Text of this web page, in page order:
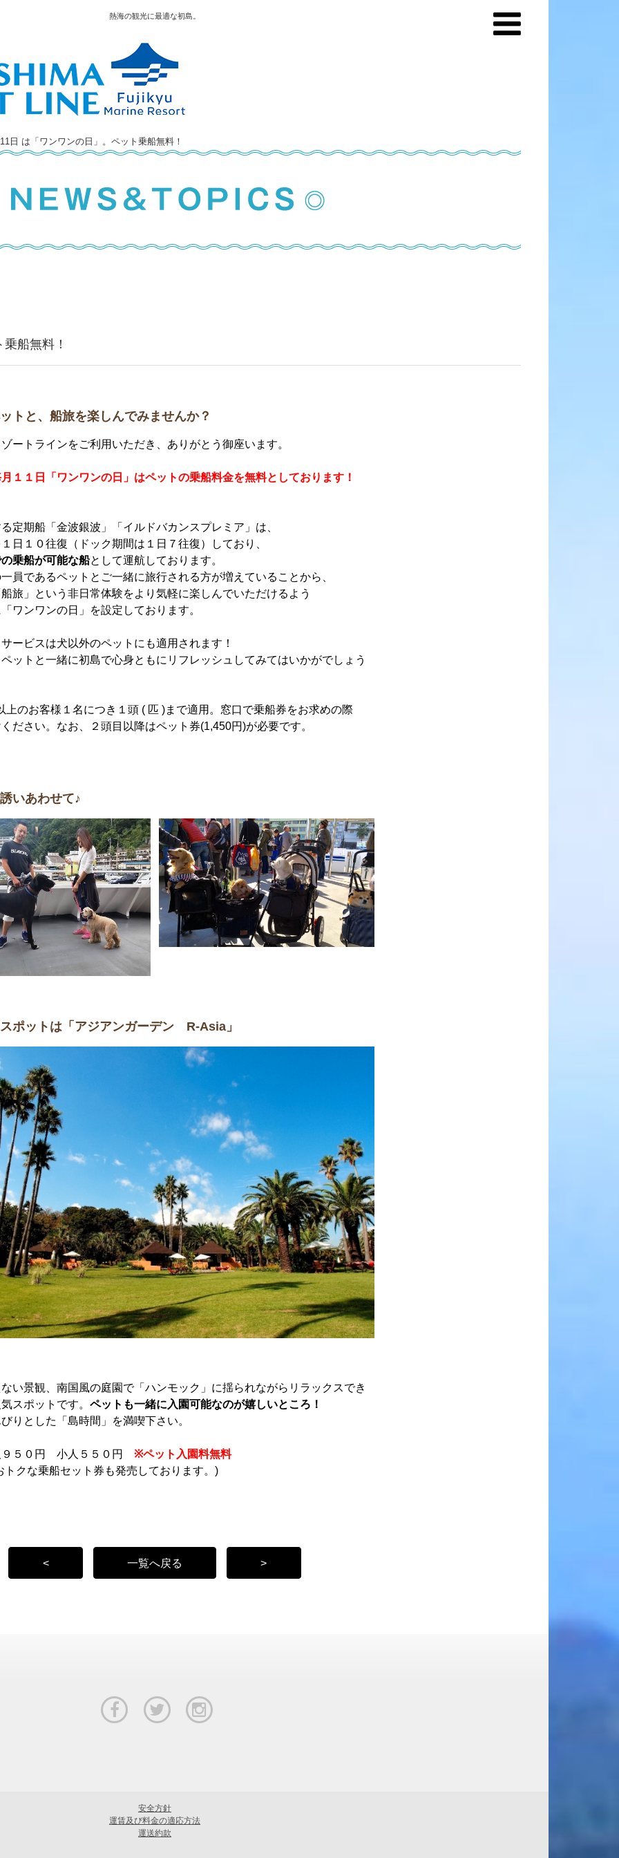
熱海の観光に最適な初島。
日 は「ワンワンの日」。ペット乗船無料！
船無料！
トと、船旅を楽しんでみませんか？
ートラインをご利用いただき、ありがとう御座います。
１１日「ワンワンの日」はペットの乗船料金を無料としております！
定期船「金波銀波」「イルドバカンスプレミア」は、
日１０往復（ドック期間は１日７往復）しており、
乗船が可能な船として運航しております。
員であるペットとご一緒に旅行される方が増えていることから、
旅」という非日常体験をより気軽に楽しんでいただけるよう
ワンワンの日」を設定しております。
ービスは犬以外のペットにも適用されます！
ットと一緒に初島で心身ともにリフレッシュしてみてはいかがでしょう
のお客様１名につき１頭 ( 匹 )まで適用。窓口で乗船券をお求めの際
ださい。なお、２頭目以降はペット券(1,450円)が必要です。
いあわせて♪
ポットは「アジアンガーデン R-Asia」
い景観、南国風の庭園で「ハンモック」に揺られながらリラックスでき
スポットです。 ペットも一緒に入園可能なのが嬉しいところ！
りとした「島時間」を満喫下さい。
９５０円 小人５５０円 ※ペット入園料無料
トクな乗船セット券も発売しております。)
< 一覧へ戻る >
安全方針
運賃及び料金の適応方法
運送約款